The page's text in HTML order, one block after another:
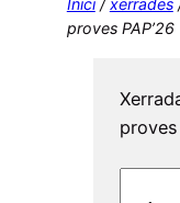
Inici/xerrades
proves PAP’26
proves